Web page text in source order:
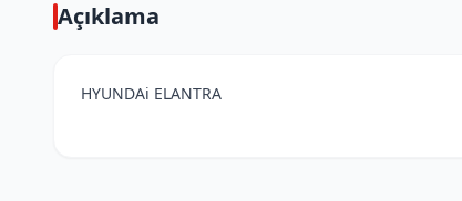
Açıklama
HYUNDAi ELANTRA